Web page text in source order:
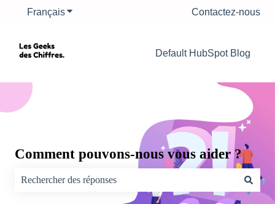
FrançaisAfficher le sous-menu pour les traductions
Contactez-nous
Default HubSpot Blog
Comment pouvons-nous vous aider ?
Il n'y a aucune suggestion car le champ de recherche est vide.